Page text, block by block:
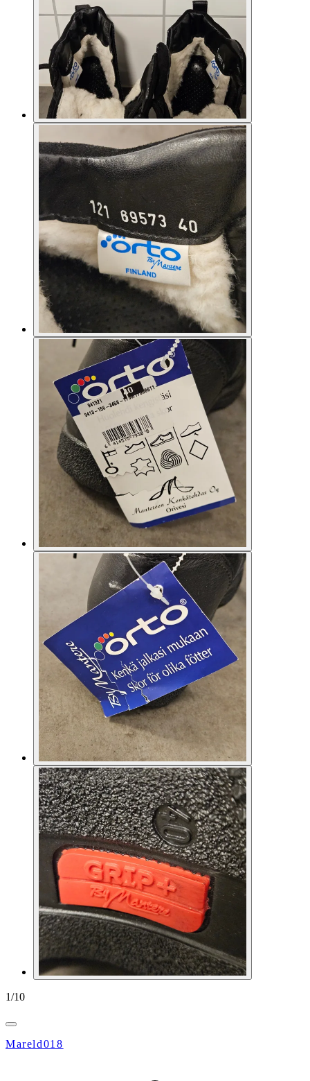
1/10
Mareld018